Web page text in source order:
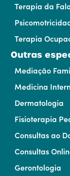
Terapia da
Terapia
Outras
Mediação
Medicina
Dermatologia
Fisioterapia
Consultas ao
Consultas
Gerontologia